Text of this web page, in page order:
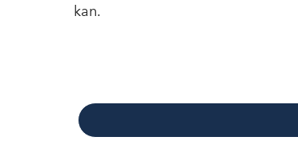
kan.